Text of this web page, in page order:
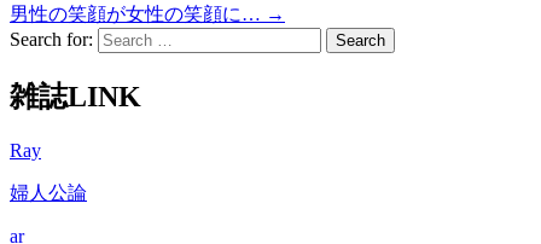
男性の笑顔が女性の笑顔に… →
Search for:
雑誌LINK
Ray
婦人公論
ar